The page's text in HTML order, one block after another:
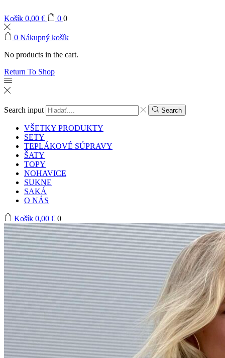
Košík 0,00 € 0 0
0 Nákupný košík
No products in the cart.
Return To Shop
Search input Search
VŠETKY PRODUKTY
SETY
TEPLÁKOVÉ SÚPRAVY
ŠATY
TOPY
NOHAVICE
SUKNE
SAKÁ
O NÁS
Košík 0,00 € 0